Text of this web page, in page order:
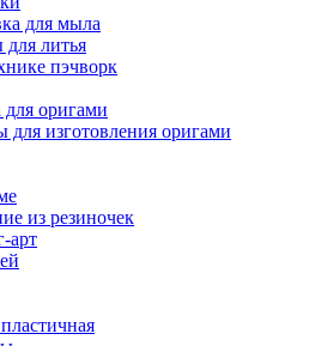
для мыла
литья
пэчворк
для оригами
для изготовления оригами
из резиночек
арт